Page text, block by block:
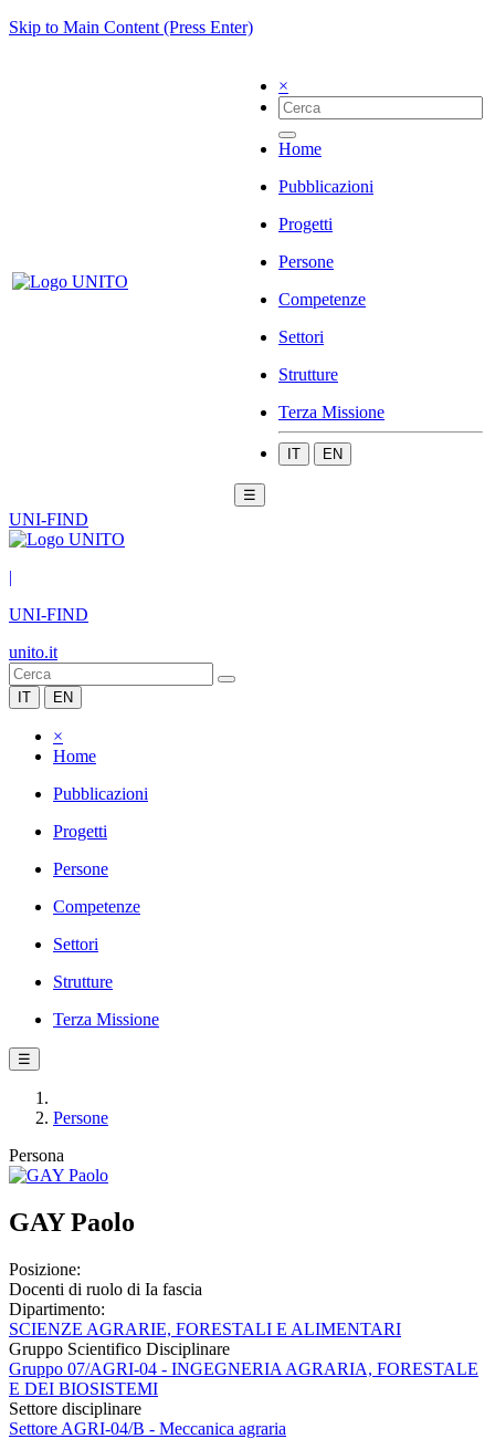
Skip to Main Content (Press Enter)
×
Home
Pubblicazioni
Progetti
Persone
Competenze
Settori
Strutture
Terza Missione
IT EN
☰
UNI-FIND
|
UNI-FIND
unito.it
IT EN
×
Home
Pubblicazioni
Progetti
Persone
Competenze
Settori
Strutture
Terza Missione
☰
Persone
Persona
GAY Paolo
Posizione:
Docenti di ruolo di Ia fascia
Dipartimento:
SCIENZE AGRARIE, FORESTALI E ALIMENTARI
Gruppo Scientifico Disciplinare
Gruppo 07/AGRI-04 - INGEGNERIA AGRARIA, FORESTALE
E DEI BIOSISTEMI
Settore disciplinare
Settore AGRI-04/B - Meccanica agraria